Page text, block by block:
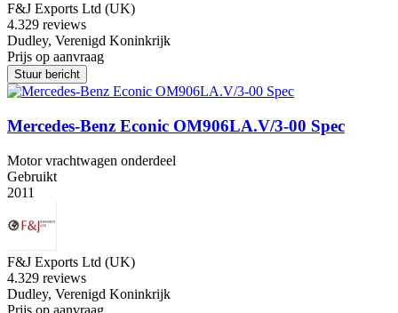
F&J Exports Ltd (UK)
4.329 reviews
Dudley, Verenigd Koninkrijk
Prijs op aanvraag
Stuur bericht
Mercedes-Benz Econic OM906LA.V/3-00 Spec
Motor vrachtwagen onderdeel
Gebruikt
2011
F&J Exports Ltd (UK)
4.329 reviews
Dudley, Verenigd Koninkrijk
Prijs op aanvraag